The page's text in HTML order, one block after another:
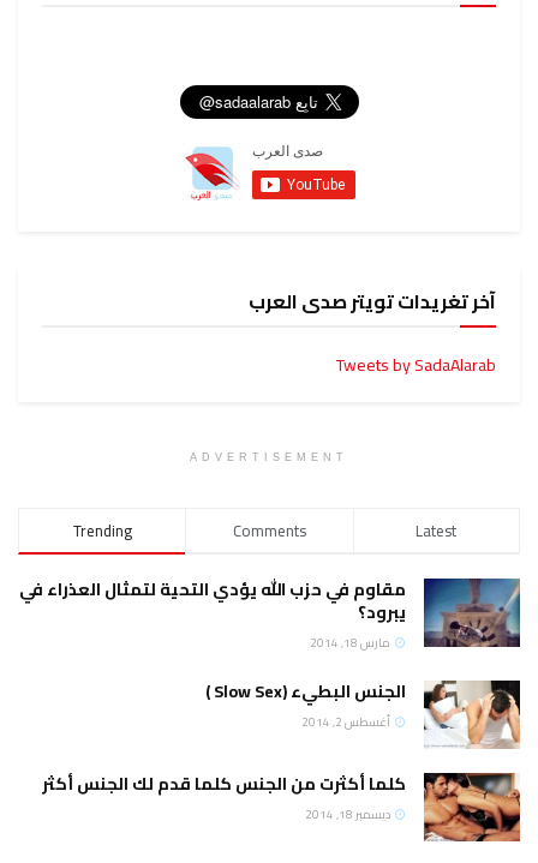
آخر تغريدات تويتر صدى العرب
Tweets by SadaAlarab
ADVERTISEMENT
Trending Comments Latest
مقاوم في حزب الله يؤدي التحية لتمثال العذراء في
يبرود؟
مارس 18, 2014
الجنس البطيء (Slow Sex )
أغسطس 2, 2014
كلما أكثرت من الجنس كلما قدم لك الجنس أكثر
ديسمبر 18, 2014